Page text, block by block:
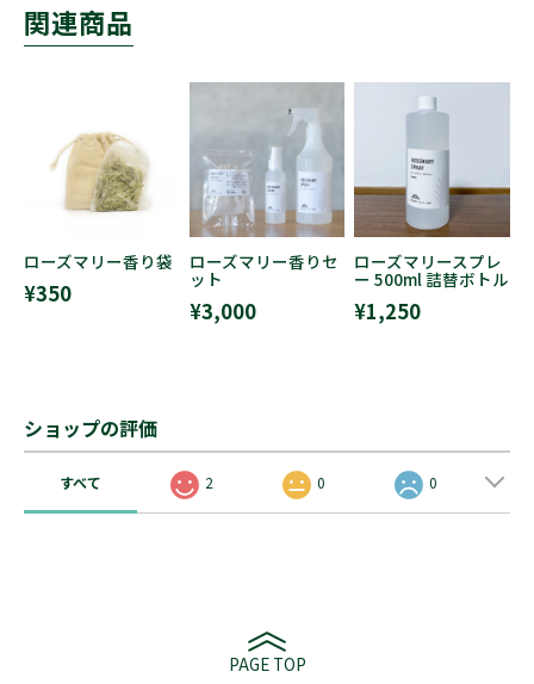
関連商品
ローズマリー香り袋
¥350
ローズマリー香りセ
ット
¥3,000
ローズマリースプレ
ー 500ml 詰替ボトル
¥1,250
ショップの評価
すべて 2 0 0
PAGE TOP